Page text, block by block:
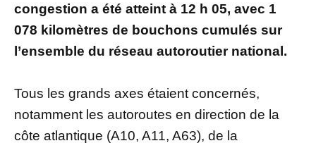
congestion a été atteint à 12 h 05, avec 1
078 kilomètres de bouchons cumulés sur
l’ensemble du réseau autoroutier national.
Tous les grands axes étaient concernés,
notamment les autoroutes en direction de la
côte atlantique (A10, A11, A63), de la